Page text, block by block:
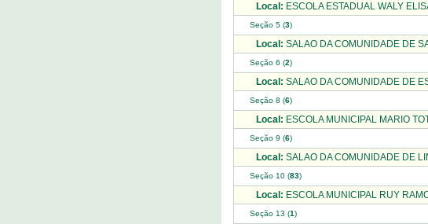
Local: ESCOLA ESTADUAL WALY
Seção 5 (3)
Local: SALAO DA COMUNIDADE DE
Seção 6 (2)
Local: SALAO DA COMUNIDADE DE
Seção 8 (6)
Local: ESCOLA MUNICIPAL MARIO
Seção 9 (6)
Local: SALAO DA COMUNIDADE DE
Seção 10 (83)
Local: ESCOLA MUNICIPAL RUY
Seção 13 (1)